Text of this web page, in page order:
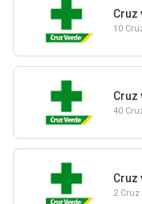
Cruz
10
Cruz
40
Cruz
2